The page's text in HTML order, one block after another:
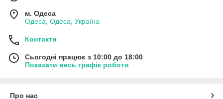
м. Одеса
Одеса, Одеса, Україна
Контакти
Сьогодні працює з 10:00 до 18:00
Показати весь графік роботи
Про нас